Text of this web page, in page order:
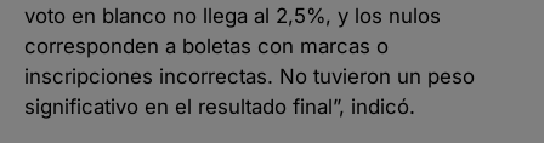
voto en blanco no llega al 2,5%, y los nulos
corresponden a boletas con marcas o
inscripciones incorrectas. No tuvieron un peso
significativo en el resultado final”, indicó.